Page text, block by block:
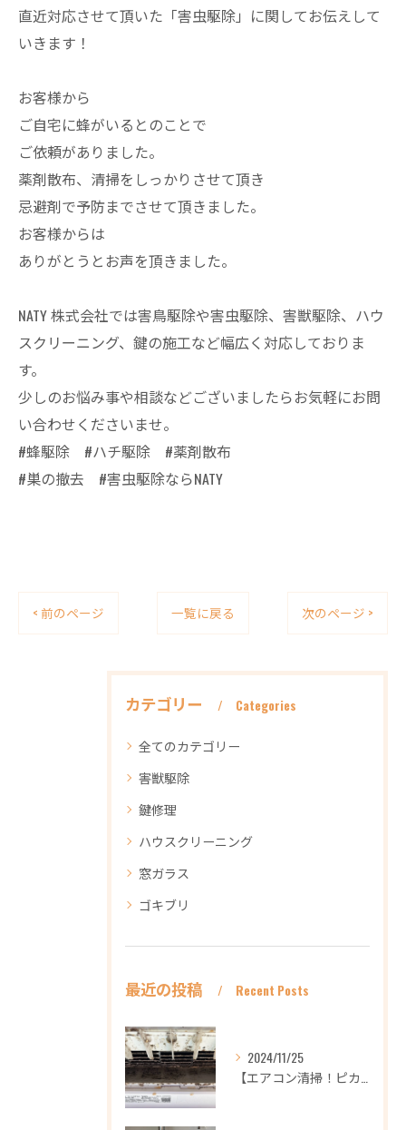
直近対応させて頂いた「害虫駆除」に関してお伝えして
いきます！
お客様から
ご自宅に蜂がいるとのことで
ご依頼がありました。
薬剤散布、清掃をしっかりさせて頂き
忌避剤で予防までさせて頂きました。
お客様からは
ありがとうとお声を頂きました。
NATY 株式会社では害鳥駆除や害虫駆除、害獣駆除、ハウ
スクリーニング、鍵の施工など幅広く対応しておりま
す。
少しのお悩み事や相談などございましたらお気軽にお問
い合わせくださいませ。
#蜂駆除 #ハチ駆除 #薬剤散布
#巣の撤去 #害虫駆除ならNATY
< 前のページ 一覧に戻る 次のページ >
カテゴリー Categories
全てのカテゴリー
害獣駆除
鍵修理
ハウスクリーニング
窓ガラス
ゴキブリ
最近の投稿 Recent Posts
2024/11/25